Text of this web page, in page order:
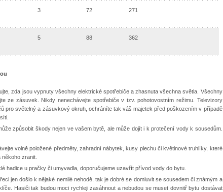
3 72 271
5 88 362
zda jsou vypnuty všechny elektrické spotřebiče a zhasnuta všechna světla. Všechny
ze zásuvek. Nikdy nenechávejte spotřebiče v tzv. pohotovostním režimu. Televizory
pro světelný a zásuvkový okruh, ochráníte tak váš majetek před poškozením v případě
způsobit škody nejen ve vašem bytě, ale může dojít i k protečení vody k sousedům.
volně položené předměty, zahradní nábytek, kusy plechu či květinové truhlíky, které
zranit.
hadice u pračky či umyvadla, doporučujeme uzavřít přívod vody do bytu.
jen došlo k nějaké nemilé nehodě, tak je dobré se domluvit se sousedem či známým a
Hasiči tak budou moci rychleji zasáhnout a nebudou se muset dovnitř bytu dostávat